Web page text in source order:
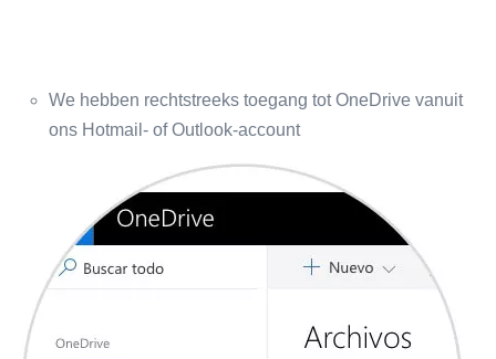
We hebben rechtstreeks toegang tot OneDrive vanuit
ons Hotmail- of Outlook-account